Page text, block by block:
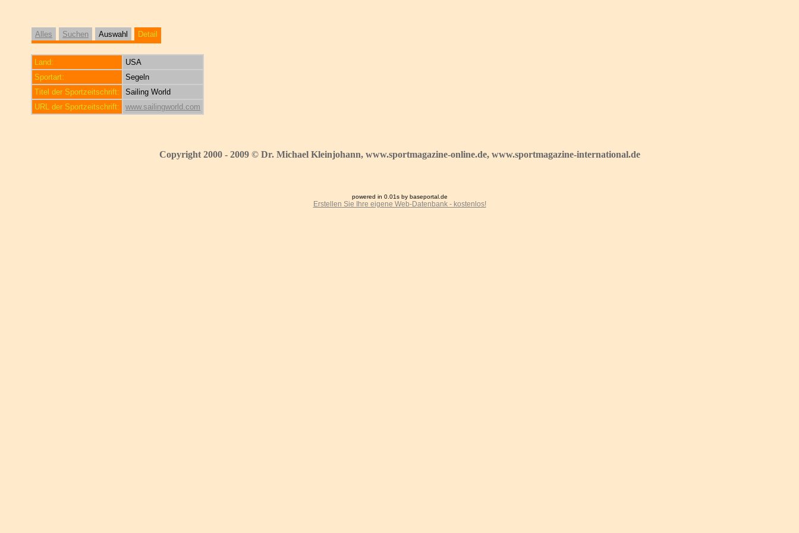
Alles Suchen Auswahl Detail
Land:
USA
Sportart:
Segeln
Titel der Sportzeitschrift:
Sailing World
URL der Sportzeitschrift:
www.sailingworld.com
Copyright 2000 - 2009 © Dr. Michael Kleinjohann, www.sportmagazine-online.de, www.sportmagazine-international.de
powered in 0.01s by baseportal.de
Erstellen Sie Ihre eigene Web-Datenbank - kostenlos!